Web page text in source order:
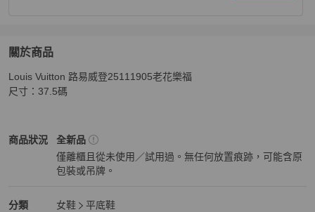
關於商品
關於Louis Vuitton 路易威登25111905老花樂福37.5碼
Louis Vuitton 路易威登25111905老花樂福
尺寸：37.5碼
商品狀況
Louis Vuitton女鞋商品狀態與細節
全新品
僅離櫃且從未使用／試用過。無任何放置痕跡，可能含原
包裝或吊牌。
分類
Louis Vuitton女鞋 分類資訊
女鞋
平底鞋